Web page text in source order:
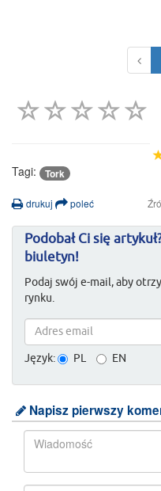
Tagi:
Tork
drukuj poleć
Podobał Ci się
biuletyn!
Podaj swój e-mail, aby
rynku.
Język: PL EN
Napisz pierwszy